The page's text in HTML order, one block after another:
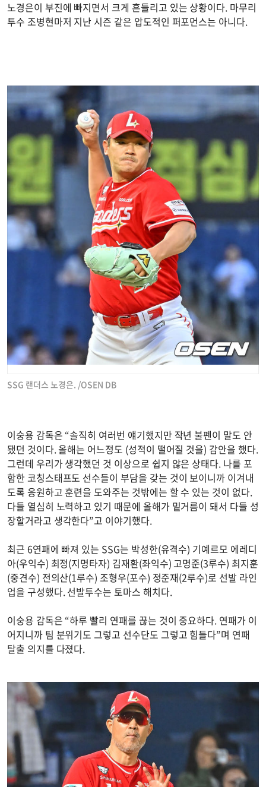
노경은이 부진에 빠지면서 크게 흔들리고 있는 상황이다. 마무리
투수 조병현마저 지난 시즌 같은 압도적인 퍼포먼스는 아니다.
SSG 랜더스 노경은. /OSEN DB
이숭용 감독은 “솔직히 여러번 얘기했지만 작년 불펜이 말도 안
됐던 것이다. 올해는 어느정도 (성적이 떨어질 것을) 감안을 했다.
그런데 우리가 생각했던 것 이상으로 쉽지 않은 상태다. 나를 포
함한 코칭스태프도 선수들이 부담을 갖는 것이 보이니까 이겨내
도록 응원하고 훈련을 도와주는 것밖에는 할 수 있는 것이 없다.
다들 열심히 노력하고 있기 때문에 올해가 밑거름이 돼서 다들 성
장할거라고 생각한다”고 이야기했다.
최근 6연패에 빠져 있는 SSG는 박성한(유격수) 기예르모 에레디
아(우익수) 최정(지명타자) 김재환(좌익수) 고명준(3루수) 최지훈
(중견수) 전의산(1루수) 조형우(포수) 정준재(2루수)로 선발 라인
업을 구성했다. 선발투수는 토마스 해치다.
이숭용 감독은 “하루 빨리 연패를 끊는 것이 중요하다. 연패가 이
어지니까 팀 분위기도 그렇고 선수단도 그렇고 힘들다”며 연패
탈출 의지를 다졌다.